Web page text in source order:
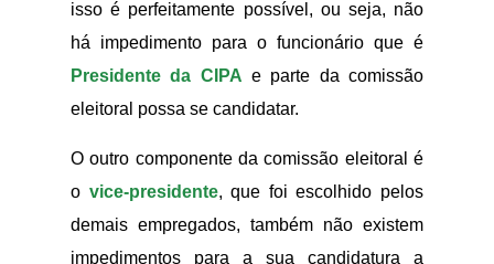
isso é perfeitamente possível, ou seja, não
há impedimento para o funcionário que é
Presidente da CIPA e parte da comissão
eleitoral possa se candidatar.
O outro componente da comissão eleitoral é
o vice-presidente, que foi escolhido pelos
demais empregados, também não existem
impedimentos para a sua candidatura a